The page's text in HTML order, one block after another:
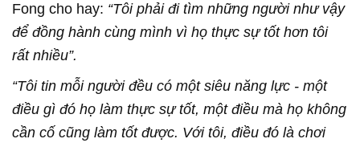
Fong cho hay: “Tôi phải đi tìm những người như vậy
để đồng hành cùng mình vì họ thực sự tốt hơn tôi
rất nhiều”.
“Tôi tin mỗi người đều có một siêu năng lực - một
điều gì đó họ làm thực sự tốt, một điều mà họ không
cần cố cũng làm tốt được. Với tôi, điều đó là chơi